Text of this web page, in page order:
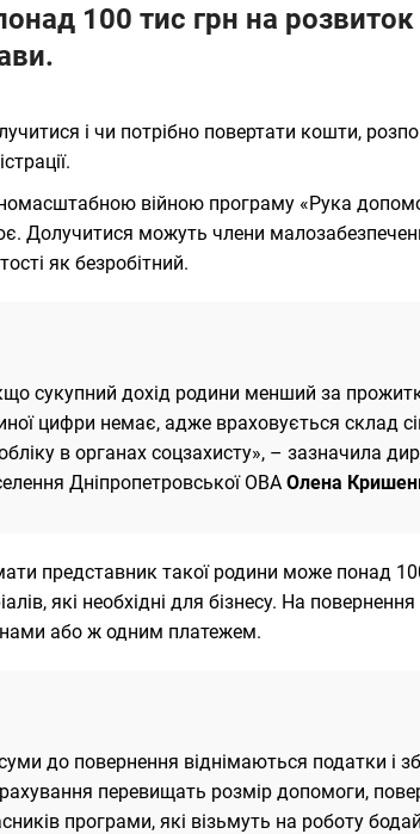
100 тис грн на
і чи потрібно повертати кошти,
війною програму «Рука
Долучитися можуть члени
як безробітний.
сукупний дохід родини менший за
цифри немає, адже враховується склад
в органах соцзахисту», – зазначила
Дніпропетровської ОВА Олена
представник такої родини може понад
які необхідні для бізнесу. На
або ж одним платежем.
до повернення віднімаються податки і
перевищать розмір допомоги,
програми, які візьмуть на роботу